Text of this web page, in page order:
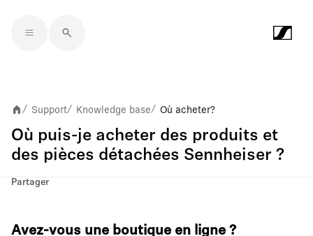
/ Support/ Knowledge base/ Où acheter ?
Où puis-je acheter des produits et
des pièces détachées Sennheiser ?
Partager
Avez-vous une boutique en ligne ?